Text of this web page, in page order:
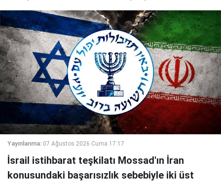
Yayınlanma: 07 Ağustos 2026 Cuma 17:17
İsrail istihbarat teşkilatı Mossad'ın İran
konusundaki başarısızlık sebebiyle iki üst